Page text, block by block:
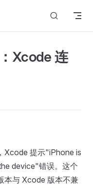
Xcode 连
Xcode 提示"iPhone is
device"错误。这个
本与 Xcode 版本不兼